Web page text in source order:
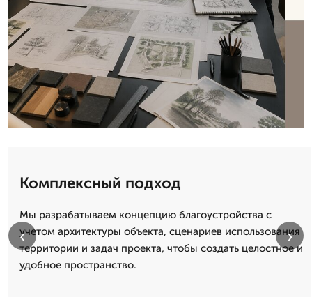
Комплексный подход
Мы разрабатываем концепцию благоустройства с
учетом архитектуры объекта, сценариев использования
территории и задач проекта, чтобы создать целостное и
удобное пространство.
‹ ›